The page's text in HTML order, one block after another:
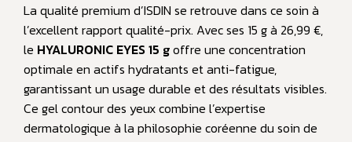
La qualité premium d’ISDIN se retrouve dans ce soin à
l’excellent rapport qualité-prix. Avec ses 15 g à 26,99 €,
le HYALURONIC EYES 15 goffre une concentration
optimale en actifs hydratants et anti-fatigue,
garantissant un usage durable et des résultats visibles.
Ce gel contour des yeux combine l’expertise
dermatologique à la philosophie coréenne du soin de